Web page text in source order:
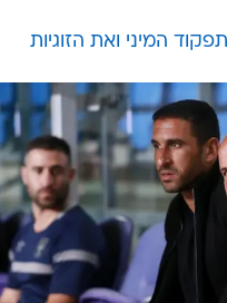
המיני ואת הזוגיות